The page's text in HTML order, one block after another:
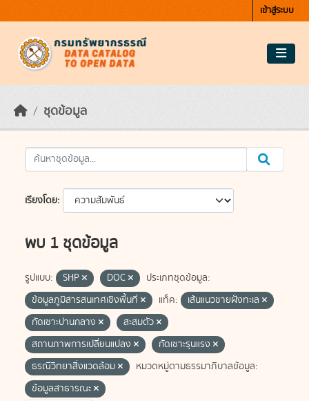
เข้าสู่ระบบ
ชุดข้อมูล
เรียงโดย
พบ 1 ชุดข้อมูล
รูปแบบ: SHP DOC
ประเภทชุดข้อมูล:
ข้อมูลภูมิสารสนเทศเชิงพื้นที่
แท็ค:
เส้นแนวชายฝั่งทะเล
กัดเซาะปานกลาง
สะสมตัว
สถานภาพการเปลี่ยนแปลง
กัดเซาะรุนแรง
ธรณีวิทยาสิ่งแวดล้อม
หมวดหมู่ตามธรรมาภิบาลข้อมูล:
ข้อมูลสาธารณะ